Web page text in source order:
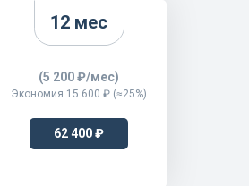
(5 200 ₽/мес)
Экономия 15 600 ₽ (≈25%)
62 400 ₽
12 мес